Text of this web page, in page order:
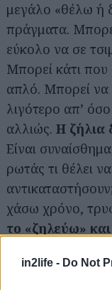
in2life - Do Not
μεγάλο «θέλω ή
πράγματα.
εύκολο να σε
Μπορεί κάτι που
απλό. Μπορεί να
λιγότερο απ’
αλλιώς. Η ζήλια
Είναι
ρωτάς τι θέλει
χάσω χρόνο,
το «ζηλεύω»
Αναζήτηση
για...